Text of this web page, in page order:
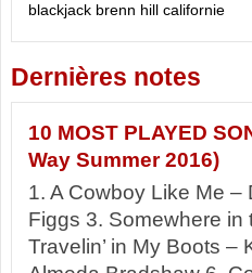
blackjack brenn hill californie
Dernières notes
10 MOST PLAYED
Way Summer 2016)
1. A Cowboy Like Me
Figgs 3. Somewhere in
Travelin’ in My Boots –